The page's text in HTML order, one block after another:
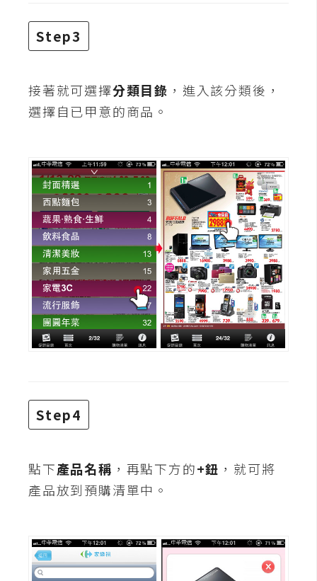
J
a
S
c
p
t
U
I
/
U
X
R
頁
P
D
Step3
接著就可選擇分類目錄 ，進入該分類後，
選擇自已甲意的商品。
Step4
點下產品名稱 ，再點下方的+鈕 ，就可將
產品放到預購清單中。